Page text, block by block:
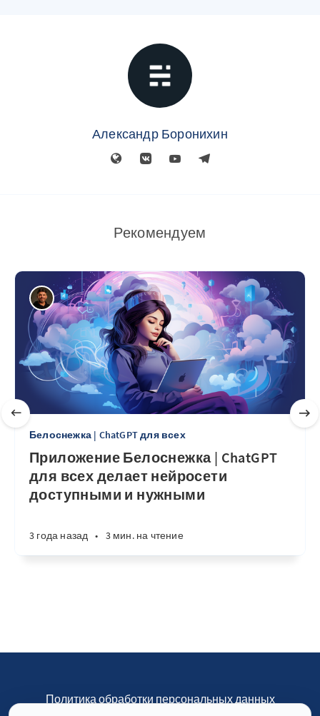
Александр Боронихин
Рекомендуем
Белоснежка | ChatGPT для всех
Приложение Белоснежка | ChatGPT
для всех делает нейросети
доступными и нужными
3 года назад • 3 мин. на чтение
Политика обработки персональных данных